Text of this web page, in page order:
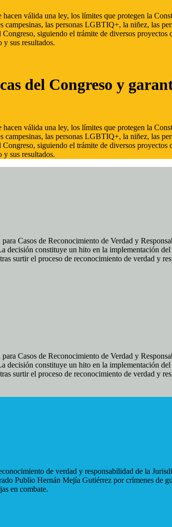
válida una ley, los límites que protegen la
las personas LGBTIQ+, la niñez, las
siguiendo el trámite de diversos
sus resultados.
del Congreso y
válida una ley, los límites que protegen la
las personas LGBTIQ+, la niñez, las
siguiendo el trámite de diversos
sus resultados.
Casos de Reconocimiento de Verdad y
decisión constituye un hito en la implementación
surtir el proceso de reconocimiento de verdad y
Casos de Reconocimiento de Verdad y
decisión constituye un hito en la implementación
surtir el proceso de reconocimiento de verdad y
de verdad y responsabilidad de la
Publio Hernán Mejía Gutiérrez por crímenes de
en combate.